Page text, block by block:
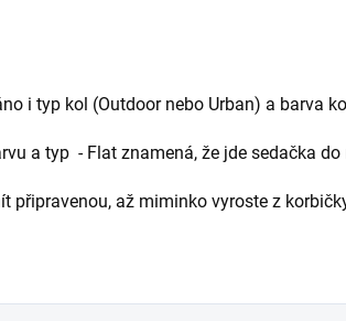
i typ kol (Outdoor nebo Urban) a barva
a typ - Flat znamená, že jde sedačka
připravenou, až miminko vyroste z